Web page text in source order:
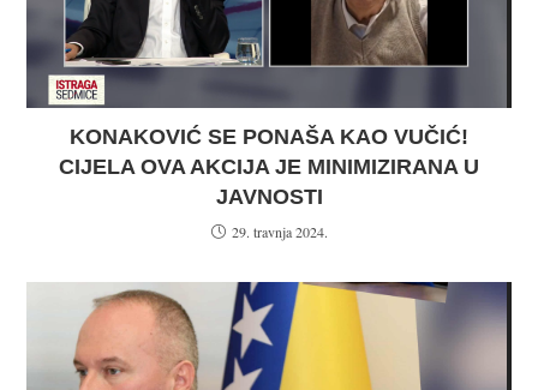
KONAKOVIĆ SE PONAŠA KAO VUČIĆ!
CIJELA OVA AKCIJA JE MINIMIZIRANA U
JAVNOSTI
29. travnja 2024.